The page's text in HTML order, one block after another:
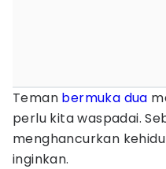
Teman bermuka dua
perlu kita waspadai.
menghancurkan
inginkan.